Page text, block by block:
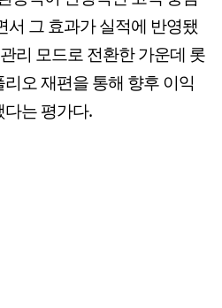
서 그 효과가 실적에 반영됐
리 모드로 전환한 가운데 롯
오 재편을 통해 향후 이익
는 평가다.